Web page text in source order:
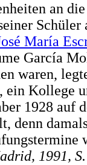
an
María
García
waren,
Kollege
1928 auf
denn
1991,